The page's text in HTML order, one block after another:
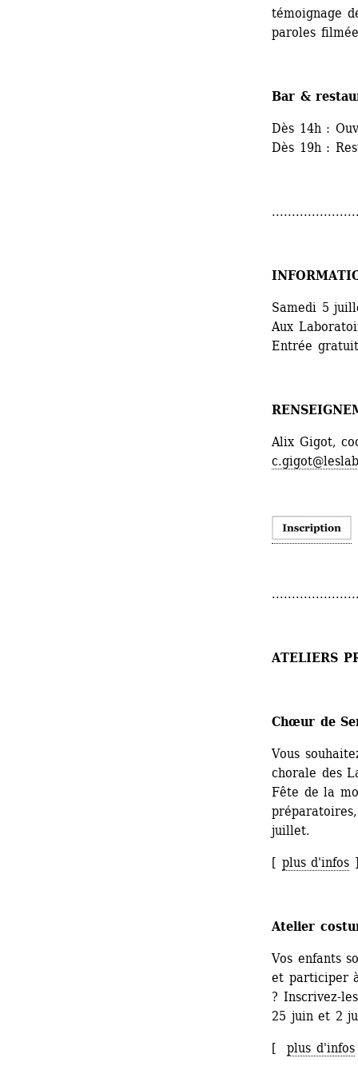
témoignage
paroles
Bar &
Dès 14h :
Dès 19h :
Samedi 5
Aux
Entrée
Alix Gigot,
ATELIERS
Chœur de
Vous
chorale des
Fête de la
juillet.
[ plus d'infos
Atelier
Vos enfants
et participer
? Inscrivez-
25 juin et 2
[ plus d'infos